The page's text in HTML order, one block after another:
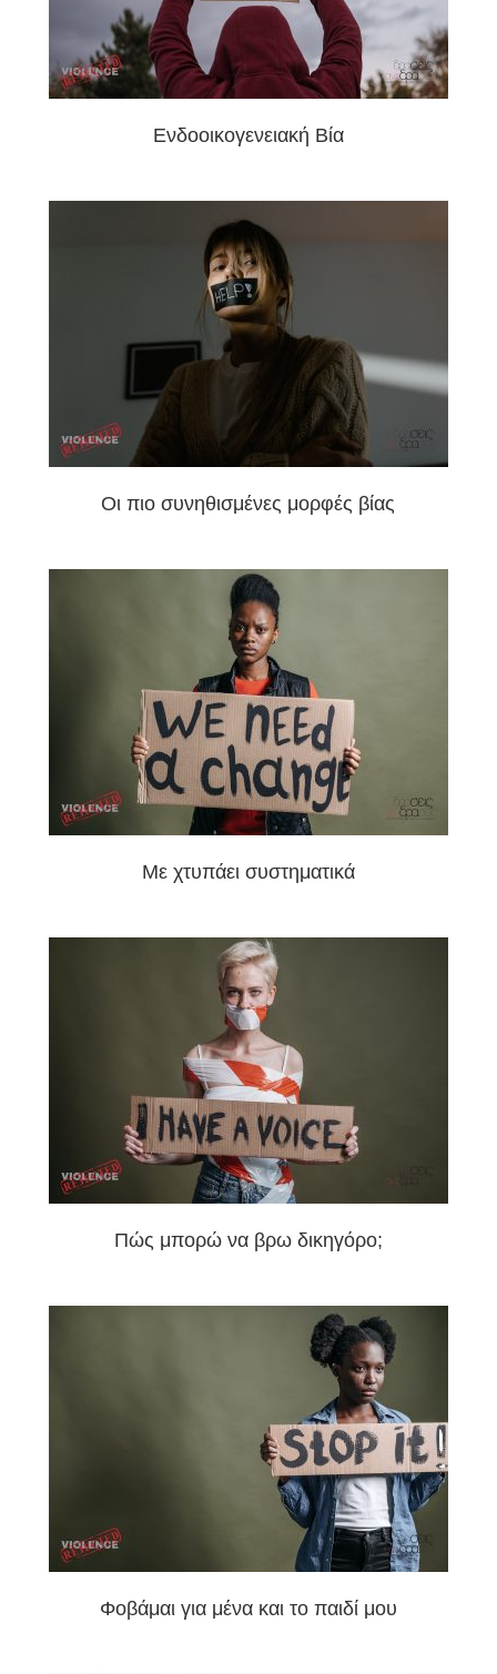
Ενδοοικογενειακή Βία
Oι πιο συνηθισμένες μορφές βίας
Με χτυπάει συστηματικά
Πώς μπορώ να βρω δικηγόρο;
Φοβάμαι για μένα και το παιδί μου